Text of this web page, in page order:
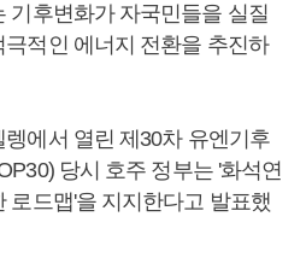
기후변화가 자국민들을 실질
적인 에너지 전환을 추진하
에서 열린 제30차 유엔기후
당시 호주 정부는 '화석연
로드맵'을 지지한다고 발표했